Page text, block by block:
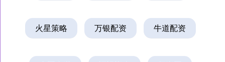
火星策略 万银配资 牛道配资